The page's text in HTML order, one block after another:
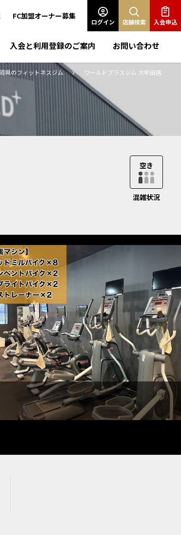
FC加盟オーナー募集
ログイン 店舗検索 入会申込
入会と利用登録のご案内 お問い合わせ
県のフィットネスジム ワールドプラスジム 大牟田店
混雑状況